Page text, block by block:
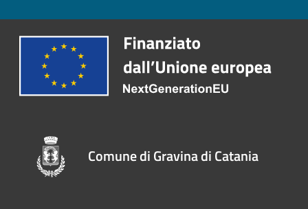
Comune di Gravina di Catania